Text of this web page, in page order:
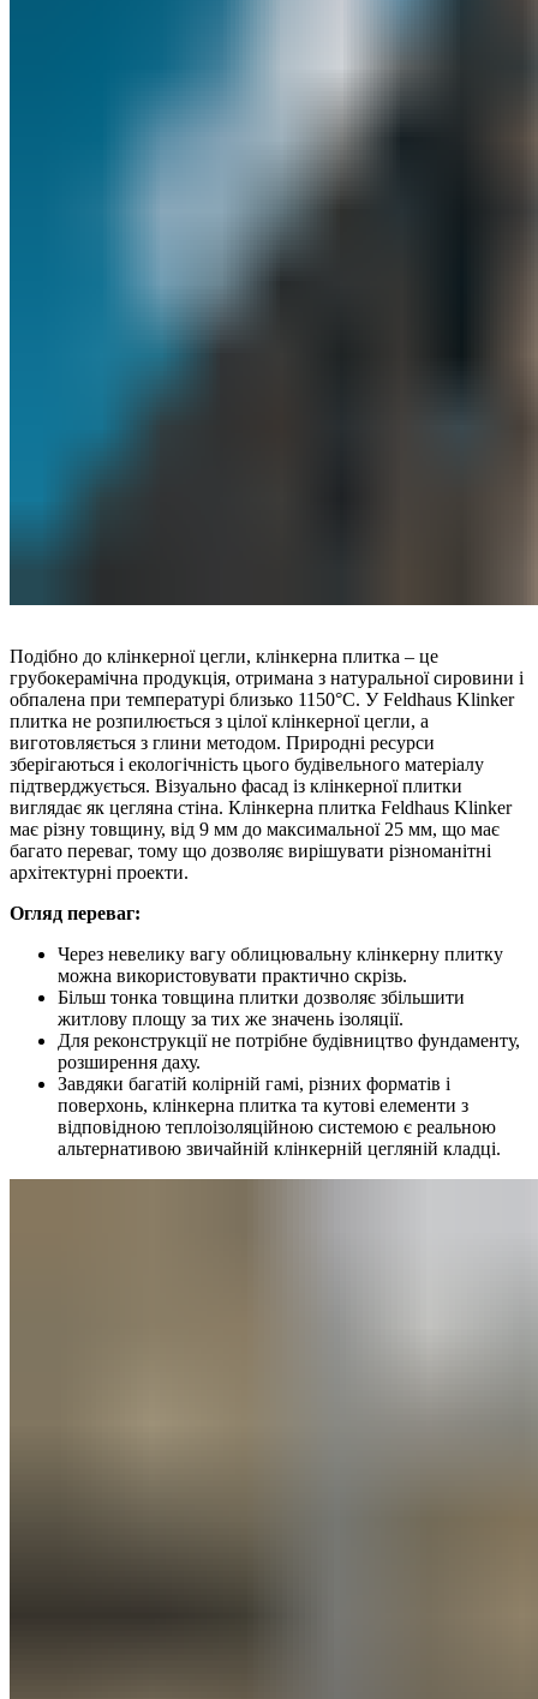
Подібно до клінкерної цегли, клінкерна плитка – це
грубокерамічна продукція, отримана з натуральної сировини і
обпалена при температурі близько 1150°C. У Feldhaus Klinker
плитка не розпилюється з цілої клінкерної цегли, а
виготовляється з глини методом. Природні ресурси
зберігаються і екологічність цього будівельного матеріалу
підтверджується. Візуально фасад із клінкерної плитки
виглядає як цегляна стіна. Клінкерна плитка Feldhaus Klinker
має різну товщину, від 9 мм до максимальної 25 мм, що має
багато переваг, тому що дозволяє вирішувати різноманітні
архітектурні проекти.
Огляд переваг:
Через невелику вагу облицювальну клінкерну плитку
можна використовувати практично скрізь.
Більш тонка товщина плитки дозволяє збільшити
житлову площу за тих же значень ізоляції.
Для реконструкції не потрібне будівництво фундаменту,
розширення даху.
Завдяки багатій колірній гамі, різних форматів і
поверхонь, клінкерна плитка та кутові елементи з
відповідною теплоізоляційною системою є реальною
альтернативою звичайній клінкерній цегляній кладці.